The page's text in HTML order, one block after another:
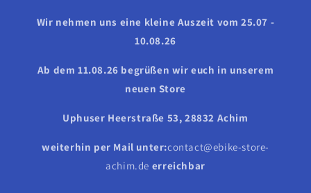
Wir nehmen uns eine kleine Auszeit vom 25.07 -
10.08.26
Ab dem 11.08.26 begrüßen wir euch in unserem
neuen Store
Uphuser Heerstraße 53, 28832 Achim
weiterhin per Mail unter:contact@ebike-store-
achim.de erreichbar